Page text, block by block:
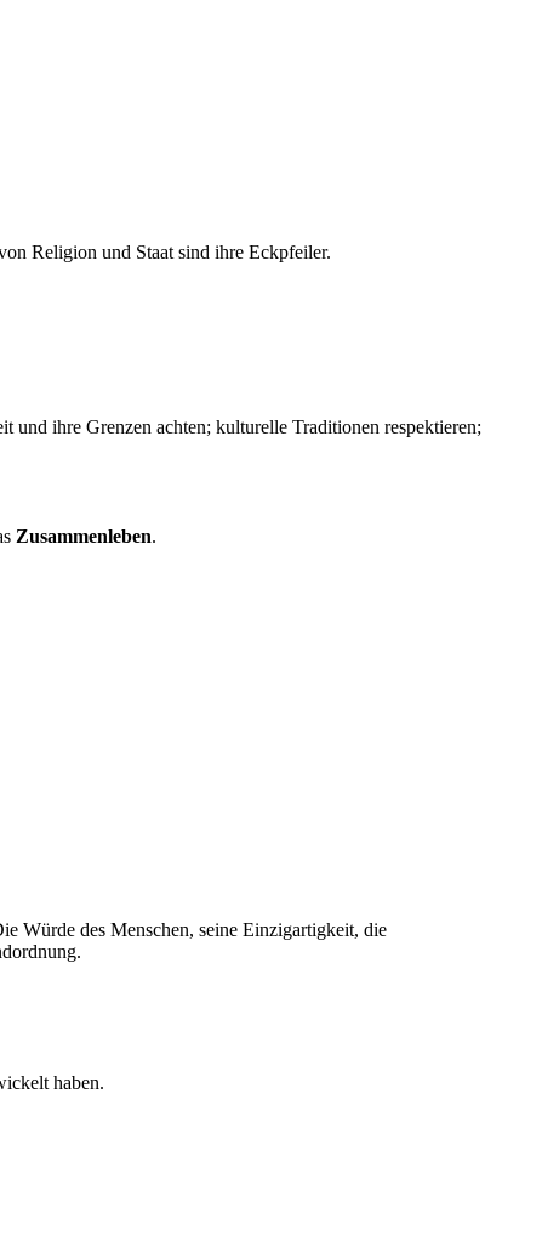
Religion und Staat sind ihre Eckpfeiler.
und ihre Grenzen achten; kulturelle Traditionen respektieren;
Zusammenleben.
Würde des Menschen, seine Einzigartigkeit, die
haben.